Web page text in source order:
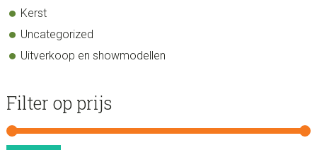
Kerst
Uncategorized
Uitverkoop en showmodellen
Filter op prijs